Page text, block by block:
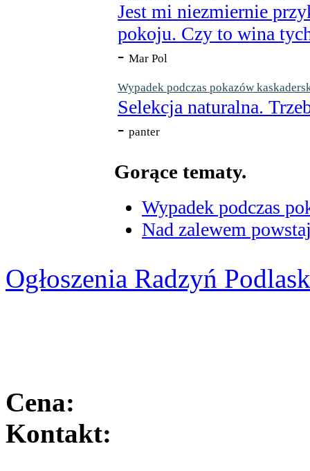
Jest mi niezmiernie
pokoju. Czy to wina
- Mar Pol
Wypadek podczas pokazów
Selekcja naturalna.
- panter
Gorące tematy.
Wypadek podczas
Nad zalewem
Ogłoszenia Radzyń
Cena:
Kontakt: